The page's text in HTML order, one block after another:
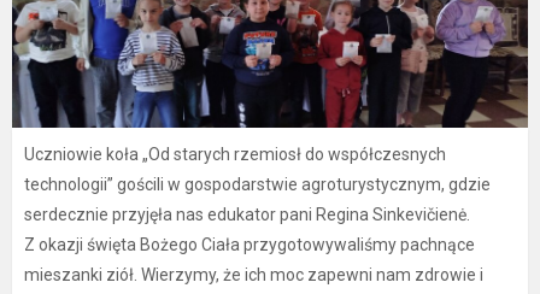
Uczniowie koła „Od starych rzemiosł do współczesnych
technologii” gościli w gospodarstwie agroturystycznym, gdzie
serdecznie przyjęła nas edukator pani Regina Sinkevičienė.
Z okazji święta Bożego Ciała przygotowywaliśmy pachnące
mieszanki ziół. Wierzymy, że ich moc zapewni nam zdrowie i